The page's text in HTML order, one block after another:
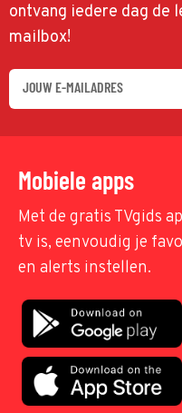
ontvang iedere dag de
mailbox!
Mobiele apps
Met de gratis TVgids
tv is, eenvoudig je
en alerts instellen.